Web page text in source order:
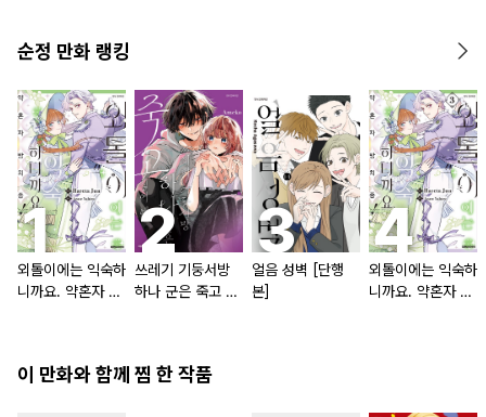
순정 만화 랭킹
외톨이에는 익숙하
니까요. 약혼자 방
쓰레기 기둥서방
하나 군은 죽고 싶
얼음 성벽 [단행
본]
외톨이에는 익숙하
니까요. 약혼자 방
이 만화와 함께 찜 한 작품